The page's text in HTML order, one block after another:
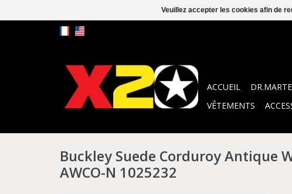
ACCUEIL
VÊTEMENTS
Buckley Suede Corduroy Antique
AWCO-N 1025232
Veuillez accepter les cookies afin de